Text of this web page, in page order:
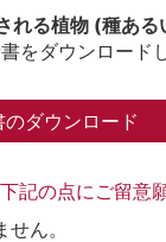
れる植物 (種あ
をダウンロード
ダウンロード
記の点にご留意
ん。